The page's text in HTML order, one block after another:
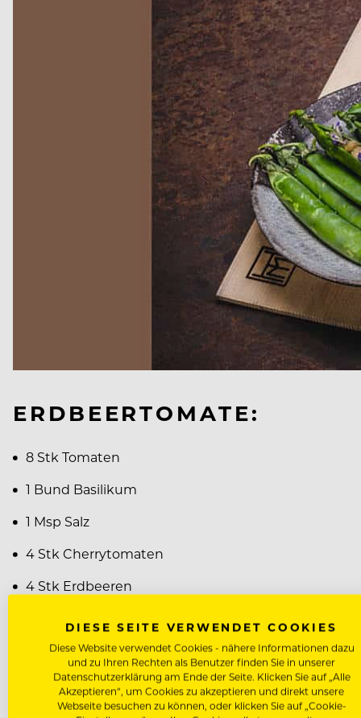
ERDBEERTOMATE:
8 Stk Tomaten
1 Bund Basilikum
1 Msp Salz
4 Stk Cherrytomaten
4 Stk Erdbeeren
5 Tropfen Hartl´s Erdbeerkernöl
Die Tomaten ¼ und vom Strunk befreien. Kurz im
DIESE SEITE VERWENDET COOKIES
Diese Website verwendet Cookies - nähere Informationen dazu
und zu Ihren Rechten als Benutzer finden Sie in unserer
Datenschutzerklärung am Ende der Seite. Klicken Sie auf „Alle
Akzeptieren“, um Cookies zu akzeptieren und direkt unsere
Webseite besuchen zu können, oder klicken Sie auf „Cookie-